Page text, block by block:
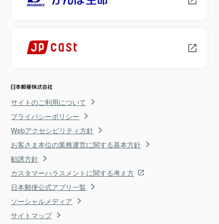
サイトのご利用について
プライバシーポリシー
Webアクセシビリティ方針
お客さま本位の業務運営に関する基本方針
勧誘方針
カスタマーハラスメントに関する考え方
日本郵便公式アプリ一覧
ソーシャルメディア
サイトマップ